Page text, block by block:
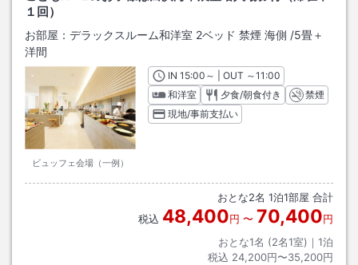
１回）
お部屋： デラックスルーム和洋室 2ベッド 禁煙 海側 /5畳＋
洋間
ビュッフェ会場（一例）
INチェックイン
15:00 ～ | OUT チェックアウト
～11:00
和洋室
夕食/朝食付き
禁煙
現地/事前支払い
おとな2名 1泊1部屋 合計
税込 48,400円 〜 70,400円
おとな1名 (2名1室)｜ 1泊
税込 24,200円〜35,200円